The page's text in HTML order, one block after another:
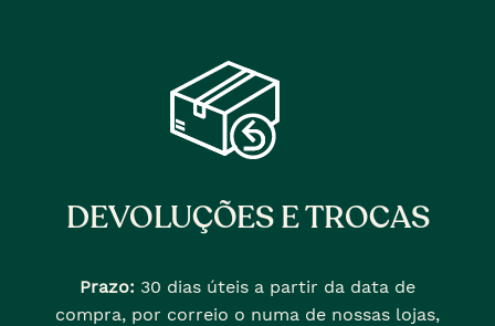
DEVOLUÇÕES E TROCAS
Prazo: 30 dias úteis a partir da data de
compra, por correio o numa de nossas lojas,